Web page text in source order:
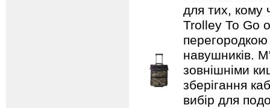
для тих, кому
Trolley To Go
перегородкою
навушників.
зовнішніми
зберігання
вибір для